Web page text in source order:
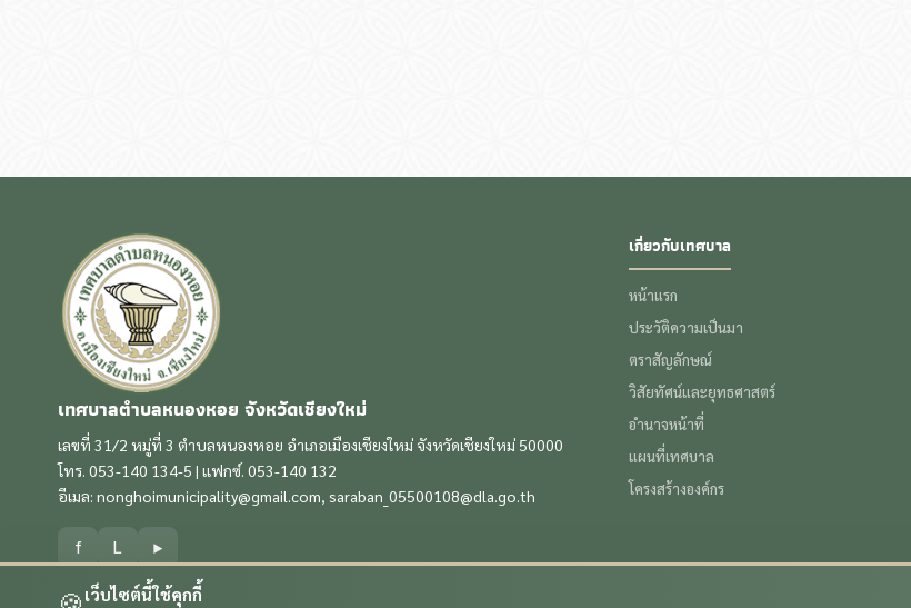
เว็บไซต์นี้ใช้คุกกี้
เทศบาลตำบลหนองหอย จังหวัดเชียงใหม่
เลขที่ 31/2 หมู่ที่ 3 ตำบลหนองหอย อำเภอเมืองเชียงใหม่ จังหวัดเชียงใหม่ 50000
โทร. 053-140 134-5 | แฟกซ์. 053-140 132
อีเมล: nonghoimunicipality@gmail.com saraban_05500108@dla.go.th
f L ▶
เกี่ยวกับเทศบาล
หน้าแรก
ประวัติความเป็นมา
ตราสัญลักษณ์
วิสัยทัศน์และยุทธศาสตร์
อำนาจหน้าที่
แผนที่เทศบาล
โครงสร้างองค์กร